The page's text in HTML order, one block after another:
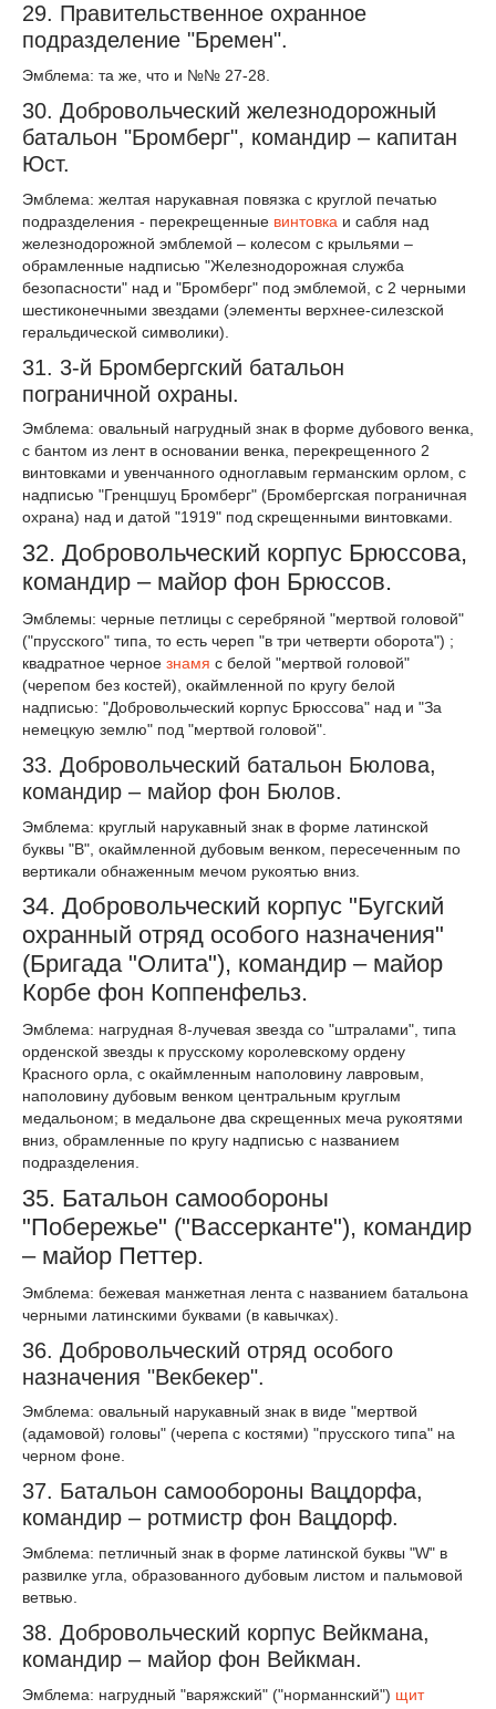
29. Правительственное охранное
подразделение "Бремен".
Эмблема: та же, что и №№ 27-28.
30. Добровольческий железнодорожный
батальон "Бромберг", командир – капитан
Юст.
Эмблема: желтая нарукавная повязка с круглой печатью
подразделения - перекрещенные винтовка и сабля над
железнодорожной эмблемой – колесом с крыльями –
обрамленные надписью "Железнодорожная служба
безопасности" над и "Бромберг" под эмблемой, с 2 черными
шестиконечными звездами (элементы верхнее-силезской
геральдической символики).
31. 3-й Бромбергский батальон
пограничной охраны.
Эмблема: овальный нагрудный знак в форме дубового венка,
с бантом из лент в основании венка, перекрещенного 2
винтовками и увенчанного одноглавым германским орлом, с
надписью "Гренцшуц Бромберг" (Бромбергская пограничная
охрана) над и датой "1919" под скрещенными винтовками.
32. Добровольческий корпус Брюссова,
командир – майор фон Брюссов.
Эмблемы: черные петлицы с серебряной "мертвой головой"
("прусского" типа, то есть череп "в три четверти оборота") ;
квадратное черное знамя с белой "мертвой головой"
(черепом без костей), окаймленной по кругу белой
надписью: "Добровольческий корпус Брюссова" над и "За
немецкую землю" под "мертвой головой".
33. Добровольческий батальон Бюлова,
командир – майор фон Бюлов.
Эмблема: круглый нарукавный знак в форме латинской
буквы "В", окаймленной дубовым венком, пересеченным по
вертикали обнаженным мечом рукоятью вниз.
34. Добровольческий корпус "Бугский
охранный отряд особого назначения"
(Бригада "Олита"), командир – майор
Корбе фон Коппенфельз.
Эмблема: нагрудная 8-лучевая звезда со "штралами", типа
орденской звезды к прусскому королевскому ордену
Красного орла, с окаймленным наполовину лавровым,
наполовину дубовым венком центральным круглым
медальоном; в медальоне два скрещенных меча рукоятями
вниз, обрамленные по кругу надписью с названием
подразделения.
35. Батальон самообороны
"Побережье" ("Вассерканте"), командир
– майор Петтер.
Эмблема: бежевая манжетная лента с названием батальона
черными латинскими буквами (в кавычках).
36. Добровольческий отряд особого
назначения "Векбекер".
Эмблема: овальный нарукавный знак в виде "мертвой
(адамовой) головы" (черепа с костями) "прусского типа" на
черном фоне.
37. Батальон самообороны Вацдорфа,
командир – ротмистр фон Вацдорф.
Эмблема: петличный знак в форме латинской буквы "W" в
развилке угла, образованного дубовым листом и пальмовой
ветвью.
38. Добровольческий корпус Вейкмана,
командир – майор фон Вейкман.
Эмблема: нагрудный "варяжский" ("норманнский") щит